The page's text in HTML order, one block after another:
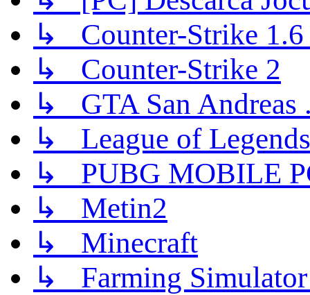
↳ Counter-Strike 1.6
↳ Counter-Strike 2
↳ GTA San Andreas
↳ League of Legends
↳ PUBG MOBILE
↳ Metin2
↳ Minecraft
↳ Farming